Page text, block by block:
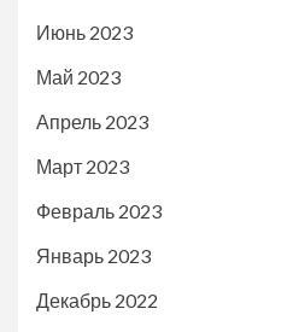
Июнь 2023
Май 2023
Апрель 2023
Март 2023
Февраль 2023
Январь 2023
Декабрь 2022